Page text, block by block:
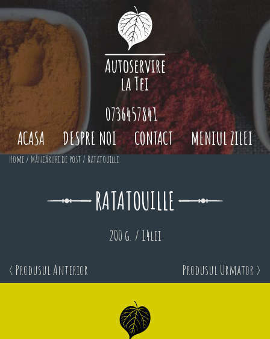
ACASA DESPRE NOI CONTACT MENIUL ZILEI
0736457841
Home / Mâncăruri de post / Ratatouille
RATATOUILLE
200 g. / 14lei
< Produsul Anterior Produsul Urmator >